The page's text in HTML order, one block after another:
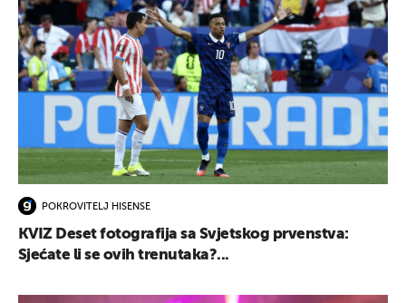
POKROVITELJ HISENSE
KVIZ Deset fotografija sa Svjetskog prvenstva:
Sjećate li se ovih trenutaka?...